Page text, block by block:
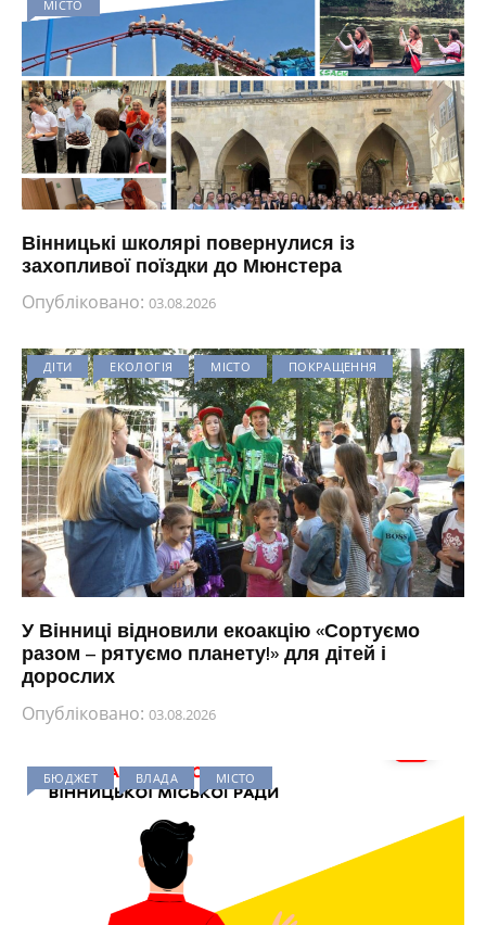
МІСТО
Вінницькі школярі повернулися із
захопливої поїздки до Мюнстера
Опубліковано: 03.08.2026
ДІТИ ЕКОЛОГІЯ МІСТО ПОКРАЩЕННЯ
У Вінниці відновили екоакцію «Сортуємо
разом – рятуємо планету!» для дітей і
дорослих
Опубліковано: 03.08.2026
БЮДЖЕТ ВЛАДА МІСТО